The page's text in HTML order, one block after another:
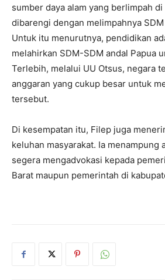
sumber daya alam yang berlimpah di
dibarengi dengan melimpahnya
Untuk itu menurutnya, pendidikan
melahirkan SDM-SDM andal Papua
Terlebih, melalui UU Otsus, negara
anggaran yang cukup besar untuk
tersebut.
Di kesempatan itu, Filep juga
keluhan masyarakat. Ia menampung
segera mengadvokasi kepada
Barat maupun pemerintah di